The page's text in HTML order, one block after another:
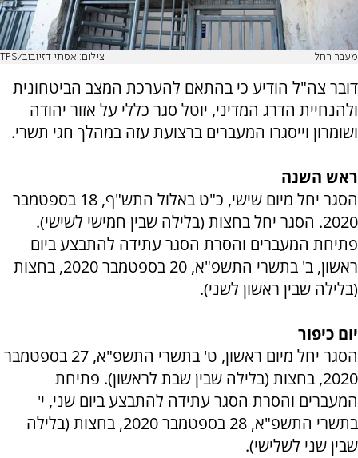
מעבר רחל צילום: אסתי דזיובוב/TPS
דובר צה"ל הודיע כי בהתאם להערכת המצב הביטחונית
ולהנחיית הדרג המדיני, יוטל סגר כללי על אזור יהודה
ושומרון וייסגרו המעברים ברצועת עזה במהלך חגי תשרי.
ראש השנה
הסגר יחל מיום שישי, כ"ט באלול התש"ף, 18 בספטמבר
2020. הסגר יחל בחצות (בלילה שבין חמישי לשישי).
פתיחת המעברים והסרת הסגר עתידה להתבצע ביום
ראשון, ב' בתשרי התשפ"א, 20 בספטמבר 2020, בחצות
(בלילה שבין ראשון לשני).
יום כיפור
הסגר יחל מיום ראשון, ט' בתשרי התשפ"א, 27 בספטמבר
2020, בחצות (בלילה שבין שבת לראשון). פתיחת
המעברים והסרת הסגר עתידה להתבצע ביום שני, י'
בתשרי התשפ"א, 28 בספטמבר 2020, בחצות (בלילה
שבין שני לשלישי).